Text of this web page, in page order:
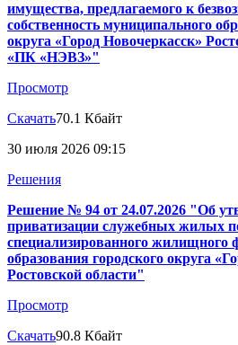
имущества, предлагаемого к
собственность муниципального
округа «Город Новочеркасск»
«ПК «НЭВЗ»"
Просмотр
Скачать70.1 Кбайт
30 июля 2026 09:15
Решения
Решение № 94 от 24.07.2026 "Об
приватизации служебных жилых
специализированного жилищного
образования городского округа
Ростовской области"
Просмотр
Скачать90.8 Кбайт